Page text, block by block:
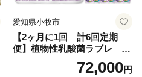
愛知県小牧市
【2ヶ月に1回 計6回定期
便】植物性乳酸菌ラブレ 鉄
分36本（計216本） [052S07-
72,000円